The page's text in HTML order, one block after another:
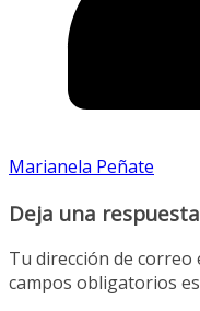
Marianela Peñate
Deja una respuesta
Tu dirección de correo
campos obligatorios